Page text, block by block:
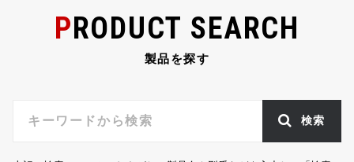
PRODUCT SEARCH
製品を探す
検索